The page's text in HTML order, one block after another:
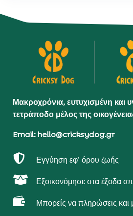
Μακροχρόνια, ευτυχισμένη και
τετράποδο μέλος της
Email: hello@cricksydog.gr
 Εγγύηση εφ’ όρου ζωής
 Εξοικονόμησε στα έξοδα
 Μπορείς να πληρώσεις και